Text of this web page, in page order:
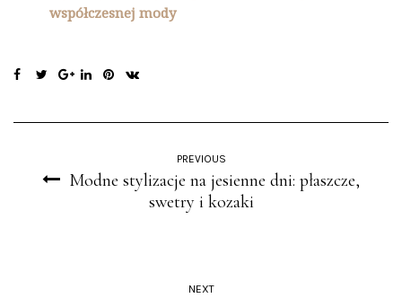
współczesnej mody
PREVIOUS
Modne stylizacje na jesienne dni: płaszcze,
swetry i kozaki
NEXT